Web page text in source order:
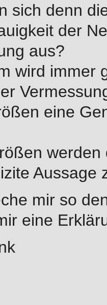
sich denn
der
aus?
wird immer
eine
Aussage
mir so
eine